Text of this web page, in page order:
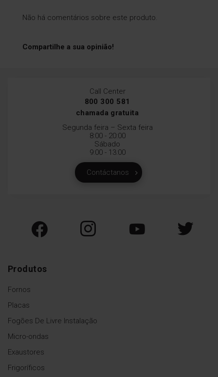
Não há comentários sobre este produto.
Compartilhe a sua opinião!
Call Center
800 300 581
chamada gratuita
Segunda feira – Sexta feira
8:00 - 20:00
Sábado
9:00 - 13:00
Contáctanos
Produtos
Fornos
Placas
Fogões De Livre Instalação
Micro-ondas
Exaustores
Frigoríficos